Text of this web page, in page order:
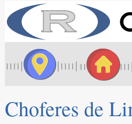
Choferes de